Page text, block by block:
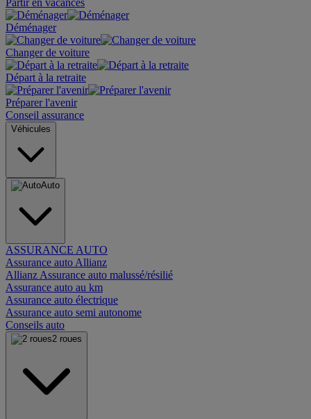
Partir en vacances
Déménager
Changer de voiture
Départ à la retraite
Préparer l'avenir
Conseil assurance
Véhicules
Auto
ASSURANCE AUTO
Assurance auto Allianz
Allianz Assurance auto malussé/résilié
Assurance auto au km
Assurance auto électrique
Assurance auto semi autonome
Conseils auto
2 roues